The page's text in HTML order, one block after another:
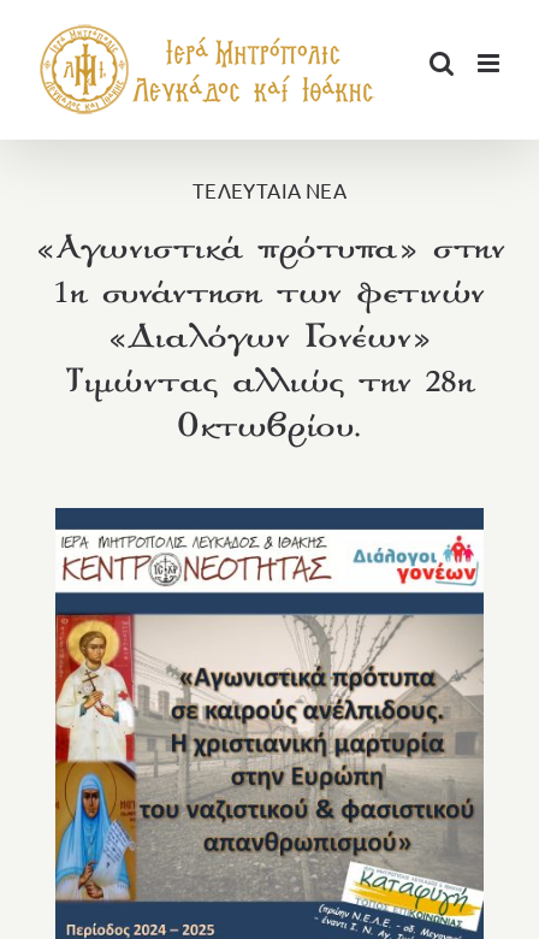
περιεχόμενο
ΤΕΛΕΥΤΑΙΑ ΝΕΑ
«Αγωνιστικά πρότυπα» στην
1η συνάντηση των φετινών
«Διαλόγων Γονέων»
Τιμώντας αλλιώς την 28η
Οκτωβρίου.